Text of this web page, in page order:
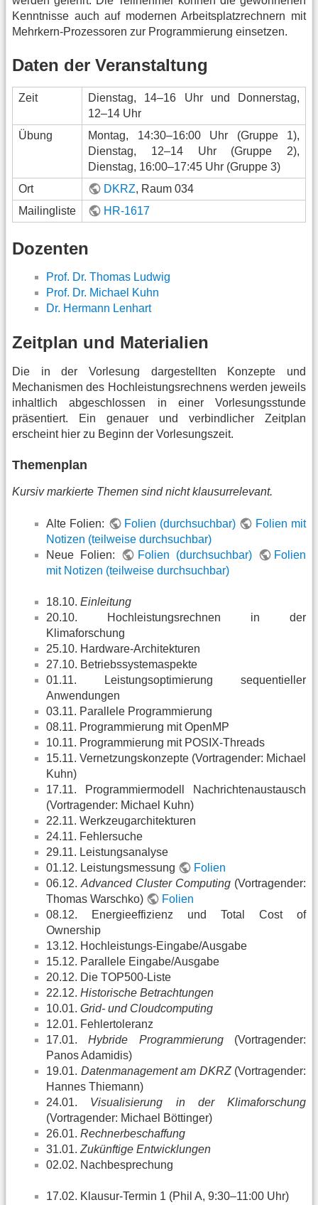
Kenntnisse auch auf modernen Arbeitsplatzrechnern mit
Mehrkern-Prozessoren zur Programmierung einsetzen.
Daten der Veranstaltung
Zeit
Dienstag, 14–16 Uhr und Donnerstag,
12–14 Uhr
Übung
Montag, 14:30–16:00 Uhr (Gruppe 1),
Dienstag, 12–14 Uhr (Gruppe 2),
Dienstag, 16:00–17:45 Uhr (Gruppe 3)
Ort
DKRZ, Raum 034
Mailingliste
HR-1617
Dozenten
Prof. Dr. Thomas Ludwig
Prof. Dr. Michael Kuhn
Dr. Hermann Lenhart
Zeitplan und Materialien
Die in der Vorlesung dargestellten Konzepte und
Mechanismen des Hochleistungsrechnens werden jeweils
inhaltlich abgeschlossen in einer Vorlesungsstunde
präsentiert. Ein genauer und verbindlicher Zeitplan
erscheint hier zu Beginn der Vorlesungszeit.
Themenplan
Kursiv markierte Themen sind nicht klausurrelevant.
Alte Folien: Folien (durchsuchbar)
Folien mit
Notizen (teilweise durchsuchbar)
Neue Folien:
Folien (durchsuchbar)
Folien
mit Notizen (teilweise durchsuchbar)
18.10. Einleitung
20.10. Hochleistungsrechnen in der
Klimaforschung
25.10. Hardware-Architekturen
27.10. Betriebssystemaspekte
01.11. Leistungsoptimierung sequentieller
Anwendungen
03.11. Parallele Programmierung
08.11. Programmierung mit OpenMP
10.11. Programmierung mit POSIX-Threads
15.11. Vernetzungskonzepte (Vortragender: Michael
Kuhn)
17.11. Programmiermodell Nachrichtenaustausch
(Vortragender: Michael Kuhn)
22.11. Werkzeugarchitekturen
24.11. Fehlersuche
29.11. Leistungsanalyse
01.12. Leistungsmessung
Folien
06.12. Advanced Cluster Computing (Vortragender:
Thomas Warschko)
Folien
08.12. Energieeffizienz und Total Cost of
Ownership
13.12. Hochleistungs-Eingabe/Ausgabe
15.12. Parallele Eingabe/Ausgabe
20.12. Die TOP500-Liste
22.12. Historische Betrachtungen
10.01. Grid- und Cloudcomputing
12.01. Fehlertoleranz
17.01.Hybride Programmierung(Vortragender:
Panos Adamidis)
19.01. Datenmanagement am DKRZ(Vortragender:
Hannes Thiemann)
24.01. Visualisierung in der Klimaforschung
(Vortragender: Michael Böttinger)
26.01. Rechnerbeschaffung
31.01. Zukünftige Entwicklungen
02.02. Nachbesprechung
17.02. Klausur-Termin 1 (Phil A, 9:30–11:00 Uhr)